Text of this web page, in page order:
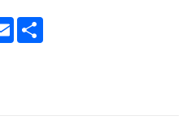
Email